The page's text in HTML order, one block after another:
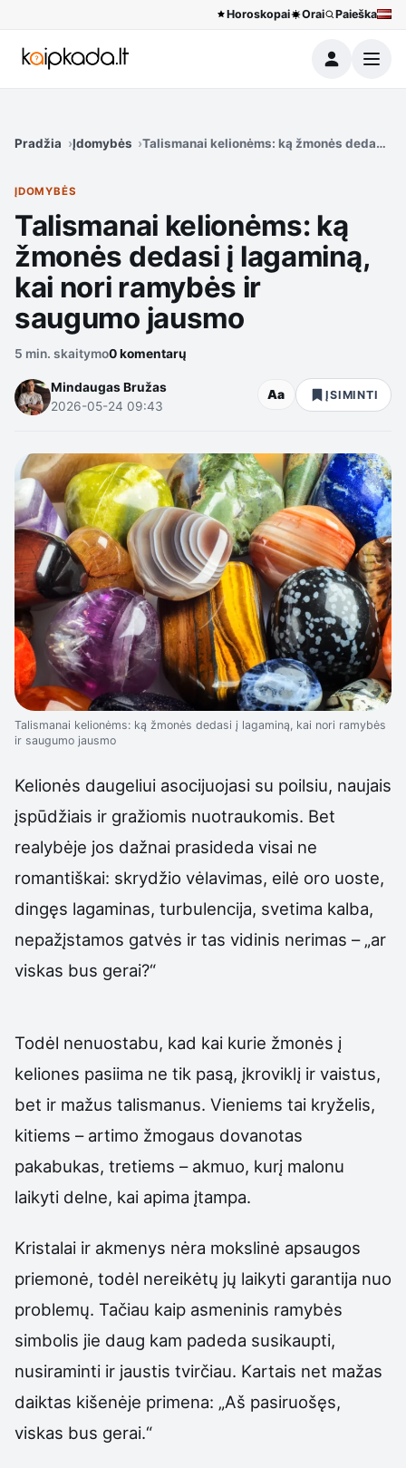
Horoskopai Orai Paieška
Meniu
Pradžia Įdomybės Talismanai kelionėms: ką žmonės dedasi į
ĮDOMYBĖS
Talismanai kelionėms: ką
žmonės dedasi į lagaminą,
kai nori ramybės ir
saugumo jausmo
5 min. skaitymo0 komentarų
Mindaugas Bružas
2026-05-24 09:43
Aa ĮSIMINTI
Talismanai kelionėms: ką žmonės dedasi į lagaminą, kai nori ramybės
ir saugumo jausmo
Kelionės daugeliui asocijuojasi su poilsiu, naujais
įspūdžiais ir gražiomis nuotraukomis. Bet
realybėje jos dažnai prasideda visai ne
romantiškai: skrydžio vėlavimas, eilė oro uoste,
dingęs lagaminas, turbulencija, svetima kalba,
nepažįstamos gatvės ir tas vidinis nerimas – „ar
viskas bus gerai?“
Todėl nenuostabu, kad kai kurie žmonės į
keliones pasiima ne tik pasą, įkroviklį ir vaistus,
bet ir mažus talismanus. Vieniems tai kryželis,
kitiems – artimo žmogaus dovanotas
pakabukas, tretiems – akmuo, kurį malonu
laikyti delne, kai apima įtampa.
Kristalai ir akmenys nėra mokslinė apsaugos
priemonė, todėl nereikėtų jų laikyti garantija nuo
problemų. Tačiau kaip asmeninis ramybės
simbolis jie daug kam padeda susikaupti,
nusiraminti ir jaustis tvirčiau. Kartais net mažas
daiktas kišenėje primena: „Aš pasiruošęs,
viskas bus gerai.“